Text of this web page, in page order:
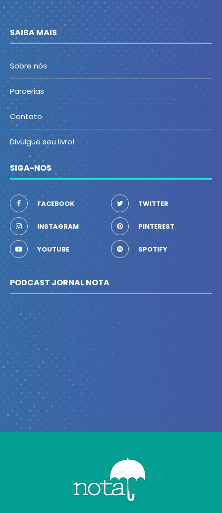
SAIBA MAIS
Sobre nós
Parcerias
Contato
Divulgue seu livro!
SIGA-NOS
FACEBOOK TWITTER
INSTAGRAM PINTEREST
YOUTUBE SPOTIFY
PODCAST JORNAL NOTA